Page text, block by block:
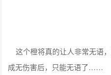
这个橙将真的让人非常无语
成无伤害后，只能无语了……